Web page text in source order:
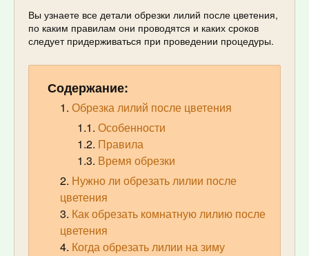
Вы узнаете все детали обрезки лилий после цветения,
по каким правилам они проводятся и каких сроков
следует придерживаться при проведении процедуры.
Содержание:
Обрезка лилий после цветения
Особенности
Правила
Время обрезки
Нужно ли обрезать лилии после
цветения
Как обрезать комнатную лилию после
цветения
Когда обрезать лилии на зиму